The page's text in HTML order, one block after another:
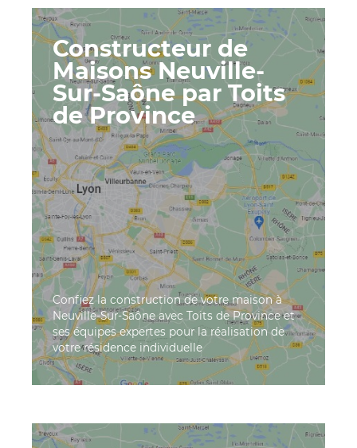
Constructeur de
Maisons Neuville-
Sur-Saône par Toits
de Province
Confiez la construction de votre maison à
Neuville-Sur-Saône avec Toits de Province et
ses équipes expertes pour la réalisation de
votre résidence individuelle